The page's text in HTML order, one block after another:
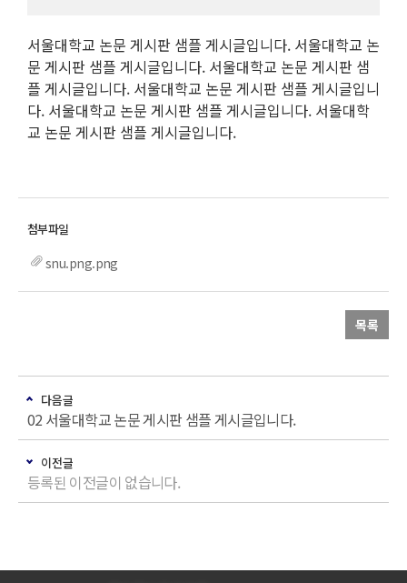
서울대학교 논문 게시판 샘플 게시글입니다. 서울대학교 논
문 게시판 샘플 게시글입니다. 서울대학교 논문 게시판 샘
플 게시글입니다. 서울대학교 논문 게시판 샘플 게시글입니
다. 서울대학교 논문 게시판 샘플 게시글입니다. 서울대학
교 논문 게시판 샘플 게시글입니다.
snu.png.png
목록
다음글
02 서울대학교 논문 게시판 샘플 게시글입니다.
이전글
등록된 이전글이 없습니다.